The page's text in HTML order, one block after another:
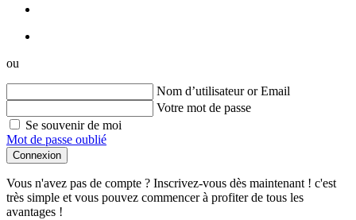
ou
Nom d’utilisateur or Email
Votre mot de passe
Se souvenir de moi
Mot de passe oublié
Connexion
Vous n'avez pas de compte ? Inscrivez-vous dès maintenant ! c'est
très simple et vous pouvez commencer à profiter de tous les
avantages !